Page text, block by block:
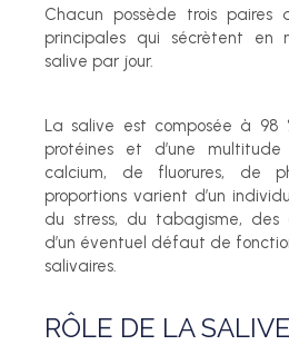
Chacun possède trois paires
principales qui sécrètent en
salive par jour.
La salive est composée à 98
protéines et d’une multitude
calcium, de fluorures, de
proportions varient d’un
du stress, du tabagisme, des
d’un éventuel défaut de
salivaires.
RÔLE DE LA SALIVE